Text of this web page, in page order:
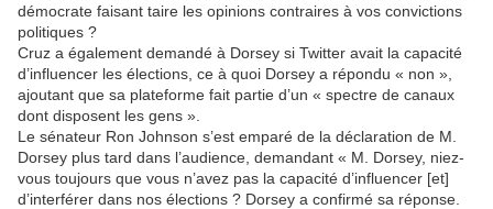
démocrate faisant taire les opinions contraires à vos convictions
politiques ?
Cruz a également demandé à Dorsey si Twitter avait la capacité
d’influencer les élections, ce à quoi Dorsey a répondu « non »,
ajoutant que sa plateforme fait partie d’un « spectre de canaux
dont disposent les gens ».
Le sénateur Ron Johnson s’est emparé de la déclaration de M.
Dorsey plus tard dans l’audience, demandant « M. Dorsey, niez-
vous toujours que vous n’avez pas la capacité d’influencer [et]
d’interférer dans nos élections ? Dorsey a confirmé sa réponse.